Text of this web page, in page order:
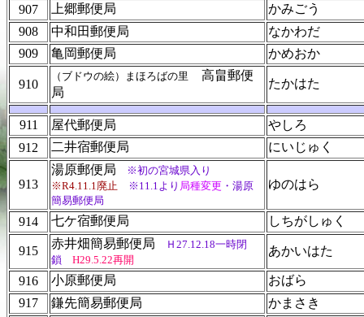
907
上郷郵便局
かみごう
908
中和田郵便局
なかわだ
909
亀岡郵便局 かめおか
910
（ブドウの絵）まほろばの里
高畠郵便
局
たかはた
911 屋代郵便局
やしろ
912
二井宿郵便局 にいじゅく
913
湯原郵便局 ※初の宮城県入り
※R4.11.1廃止 ※11.1より 局種変更 ・湯原
簡易郵便局
ゆのはら
914 七ケ宿郵便局 しちがしゅく
915
赤井畑簡易郵便局 Ｈ27.12.18一時閉
鎖
H29.5.22再開
あかいはた
916 小原郵便局
おばら
917
鎌先簡易郵便局
かまさき